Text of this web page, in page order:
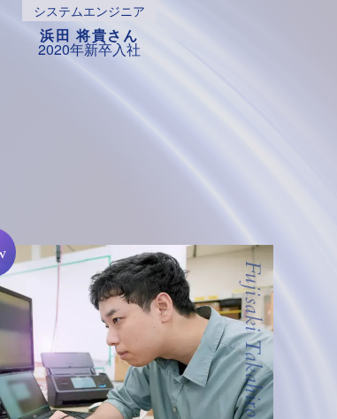
システムエンジニア
浜田 将貴さん
2020年新卒入社
Fujisaki Takahiro